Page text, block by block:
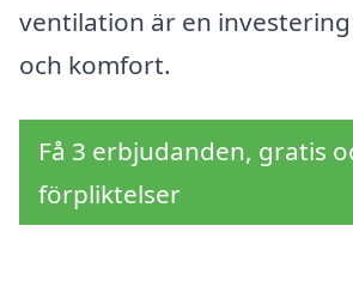
ventilation är en investering
och komfort.
Få 3 erbjudanden, gratis
förpliktelser